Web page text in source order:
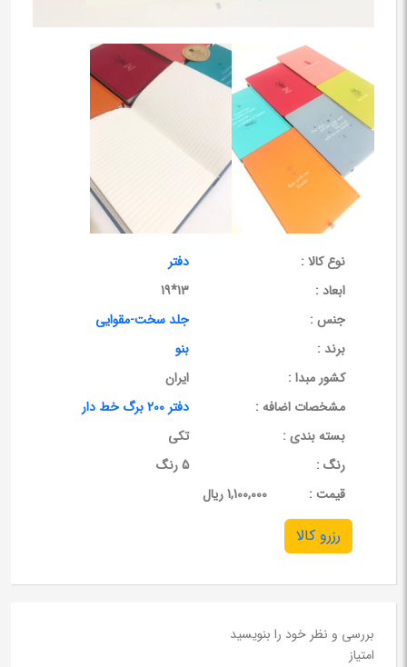
نوع کالا :
دفتر
ابعاد :
13*19
جنس :
جلد سخت-مقوایی
برند :
بنو
کشور مبدا :
ایران
مشخصات اضافه :
دفتر 200 برگ خط دار
بسته بندی :
تکی
رنگ :
5 رنگ
قيمت :
1,100,000 ریال
رزرو کالا
بررسی و نظر خود را بنویسید
امتیاز